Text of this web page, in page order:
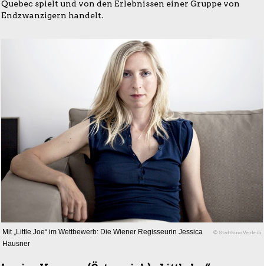
Quebec spielt und von den Erlebnissen einer Gruppe von
Endzwanzigern handelt.
Mit „Little Joe“ im Wettbewerb: Die Wiener Regisseurin Jessica
Hausner
© Stadtkino Verleih